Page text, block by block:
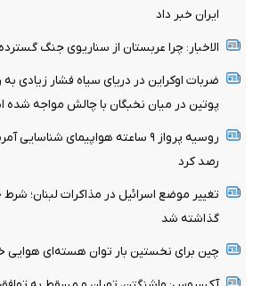
ایران خبر داد
الاخبار: چرا عربستان از سناریوی جنگ
ضربات اوکراین در دریای سیاه فشار زیادی
پوتین در میان نخبگان با چالش مواجه
روسیه پرواز ۹ ساعته هواپیمای
رصد کرد
تغییر موضع اسرائیل در مذاکرات لبنان؛ شرط
گذاشته شد
چین برای نخستین بار توان هسته‌ای